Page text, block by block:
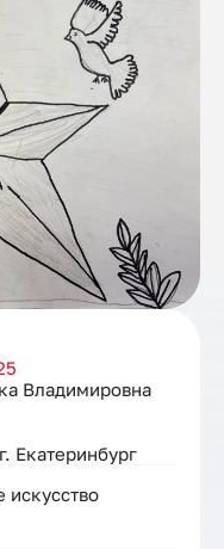
Владимировна
г. Екатеринбург
искусство